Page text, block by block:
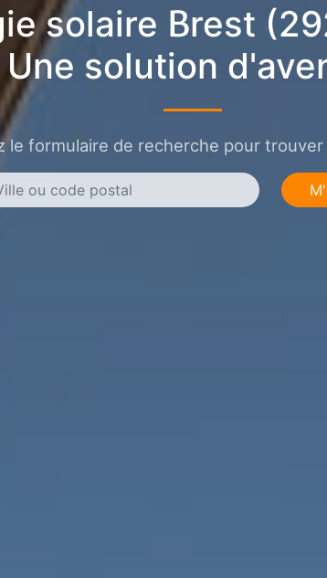
solaire Brest
Une solution
le formulaire de recherche pour